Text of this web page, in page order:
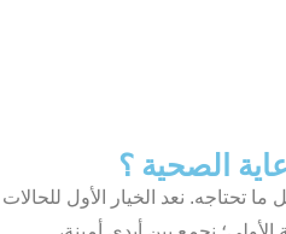
الصحية ؟
تحتاجه. نعد الخيار الأول للحالات